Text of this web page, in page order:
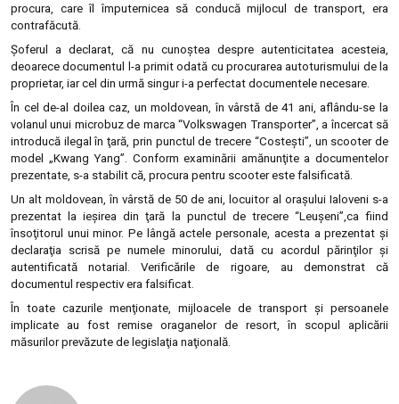
procura, care îl împuternicea să conducă mijlocul de transport, era
contrafăcută.
Șoferul a declarat, că nu cunoştea despre autenticitatea acesteia,
deoarece documentul l-a primit odată cu procurarea autoturismului de la
proprietar, iar cel din urmă singur i-a perfectat documentele necesare.
În cel de-al doilea caz, un moldovean, în vârstă de 41 ani, aflându-se la
volanul unui microbuz de marca “Volkswagen Transporter”, a încercat să
introducă ilegal în ţară, prin punctul de trecere “Costeşti”, un scooter de
model „Kwang Yang”. Conform examinării amănunţite a documentelor
prezentate, s-a stabilit că, procura pentru scooter este falsificată.
Un alt moldovean, în vârstă de 50 de ani, locuitor al oraşului Ialoveni s-a
prezentat la ieşirea din ţară la punctul de trecere “Leuşeni”,ca fiind
însoţitorul unui minor. Pe lângă actele personale, acesta a prezentat şi
declaraţia scrisă pe numele minorului, dată cu acordul părinţilor şi
autentificată notarial. Verificările de rigoare, au demonstrat că
documentul respectiv era falsificat.
În toate cazurile menţionate, mijloacele de transport şi persoanele
implicate au fost remise oraganelor de resort, în scopul aplicării
măsurilor prevăzute de legislaţia naţională.